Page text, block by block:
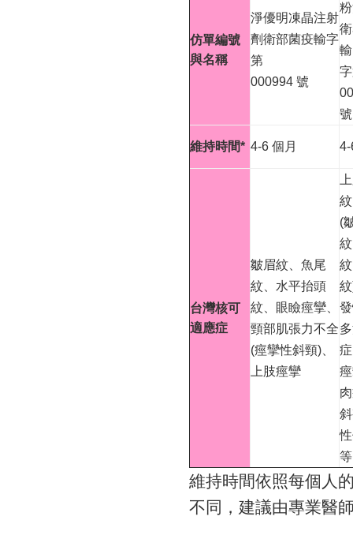
仿單編號
與名稱
淨優明凍晶注射
劑衛部菌疫輸字
第
000994 號
輸
號
維持時間* 4-6 個月 4-
台灣核可
適應症
皺眉紋、魚尾
紋、水平抬頭
紋、眼瞼痙攣、
頸部肌張力不全
(痙攣性斜頸)、
上肢痙攣
紋
(
等
維持時間依照每個人
不同，建議由專業醫